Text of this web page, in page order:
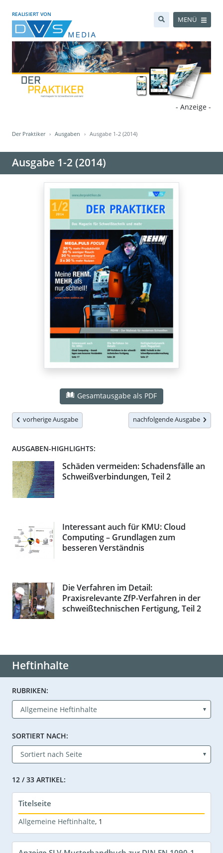
REALISIERT VON
MENÜ
- Anzeige -
Der Praktiker Ausgaben Ausgabe 1-2 (2014)
Ausgabe 1-2 (2014)
Gesamtausgabe als PDF
vorherige Ausgabe nachfolgende Ausgabe
AUSGABEN-HIGHLIGHTS:
Schäden vermeiden: Schadensfälle an
Schweißverbindungen, Teil 2
Interessant auch für KMU: Cloud
Computing – Grundlagen zum
besseren Verständnis
Die Verfahren im Detail:
Praxisrelevante ZfP-Verfahren in der
schweißtechnischen Fertigung, Teil 2
Heftinhalte
RUBRIKEN:
SORTIERT NACH:
12 / 33 ARTIKEL:
Titelseite
Allgemeine Heftinhalte, 1